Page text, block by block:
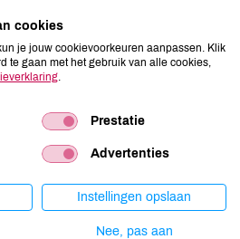
niet aanwezig
niet aanwezig
niet aanwezig
niet aanwezig
niet aanwezig
niet aanwezig
niet aanwezig
cookies
je jouw cookievoorkeuren aanpassen. Klik
te gaan met het gebruik van alle cookies,
Prestatie
Advertenties
Instellingen opslaan
Nee, pas aan